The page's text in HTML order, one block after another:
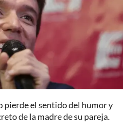
pierde el sentido del humor y
de la madre de su pareja.